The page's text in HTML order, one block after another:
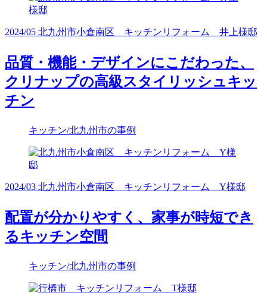
2024/05 北九州市小倉南区 キッチンリフォーム 井上様邸
品質・機能・デザインにこだわった、
クリナップの高級スタイリッシュキッ
チン
キッチン/北九州市の事例
2024/03 北九州市小倉南区 キッチンリフォーム Y様邸
配置が分かりやすく、家事が時短でき
るキッチン空間
キッチン/北九州市の事例